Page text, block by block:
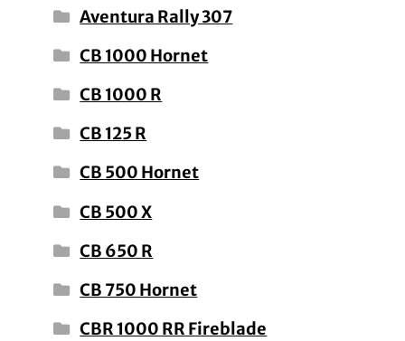
Aventura Rally 307
CB 1000 Hornet
CB 1000 R
CB 125 R
CB 500 Hornet
CB 500 X
CB 650 R
CB 750 Hornet
CBR 1000 RR Fireblade